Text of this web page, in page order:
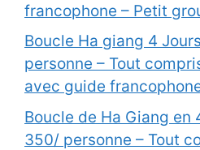
francophone – Petit
Boucle Ha giang 4
personne – Tout
avec guide
Boucle de Ha Giang en
350/ personne – Tout